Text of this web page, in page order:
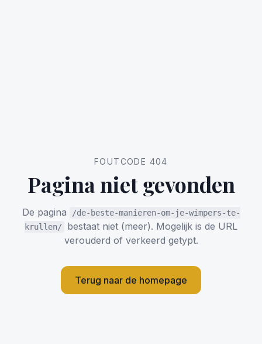
FOUTCODE 404
Pagina niet gevonden
De pagina
/de-beste-manieren-om-je-wimpers-te-
krullen/
bestaat niet (meer). Mogelijk is de URL
verouderd of verkeerd getypt.
Terug naar de homepage